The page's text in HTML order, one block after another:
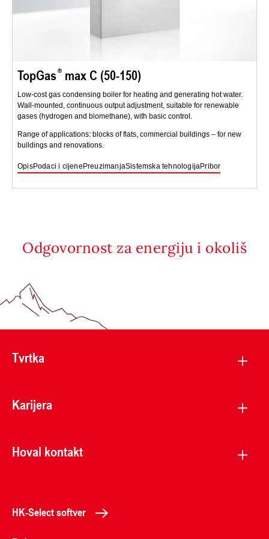
TopGas max C (50-150)
Low-cost gas condensing boiler for heating and generating hot water.
Wall-mounted, continuous output adjustment, suitable for renewable
gases (hydrogen and biomethane), with basic control.
Range of applications: blocks of flats, commercial buildings – for new
buildings and renovations.
OpisPodaci i cijene PreuzimanjaSistemska tehnologijaPribor
Odgovornost za energiju i okoliš
Tvrtka
Karijera
Hoval kontakt
HK-Select softver